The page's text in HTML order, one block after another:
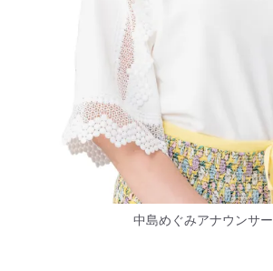
中島めぐみアナウンサー